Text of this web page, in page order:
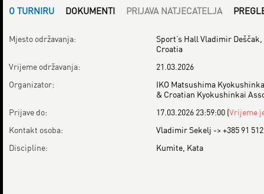
O TURNIRU DOKUMENTI PRIJAVA NATJECATELJA
Mjesto održavanja:
Sport’s Hall Vladimir
Croatia
Vrijeme održavanja:
21.03.2026
Organizator:
IKO Matsushima
& Croatian Kyokushinkai
Prijave do:
17.03.2026 23:59:00 (Vrijeme
Kontakt osoba:
Vladimir Sekelj -> +385 91
Discipline:
Kumite, Kata